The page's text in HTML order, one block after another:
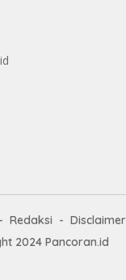
Redaksi Disclaimer
2024 Pancoran.id